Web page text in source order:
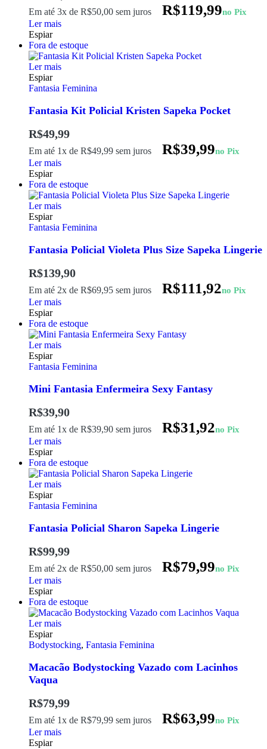
Em até 3x de R$50,00 sem juros R$119,99no Pix
Ler mais
Espiar
Fora de estoque
Ler mais
Espiar
Fantasia Feminina
Fantasia Kit Policial Kristen Sapeka Pocket
R$49,99
Em até 1x de R$49,99 sem juros R$39,99no Pix
Ler mais
Espiar
Fora de estoque
Ler mais
Espiar
Fantasia Feminina
Fantasia Policial Violeta Plus Size Sapeka Lingerie
R$139,90
Em até 2x de R$69,95 sem juros R$111,92no Pix
Ler mais
Espiar
Fora de estoque
Ler mais
Espiar
Fantasia Feminina
Mini Fantasia Enfermeira Sexy Fantasy
R$39,90
Em até 1x de R$39,90 sem juros R$31,92no Pix
Ler mais
Espiar
Fora de estoque
Ler mais
Espiar
Fantasia Feminina
Fantasia Policial Sharon Sapeka Lingerie
R$99,99
Em até 2x de R$50,00 sem juros R$79,99no Pix
Ler mais
Espiar
Fora de estoque
Ler mais
Espiar
Bodystocking, Fantasia Feminina
Macacão Bodystocking Vazado com Lacinhos
Vaqua
R$79,99
Em até 1x de R$79,99 sem juros R$63,99no Pix
Ler mais
Espiar